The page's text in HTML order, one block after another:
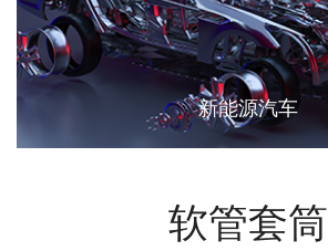
新能源汽车
软管套筒